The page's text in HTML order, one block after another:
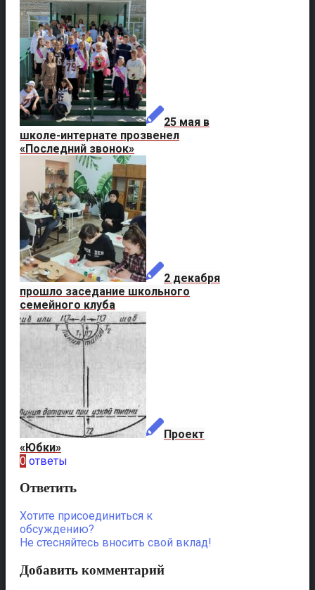
25 мая в
школе-интернате прозвенел
«Последний звонок»
2 декабря
прошло заседание школьного
семейного клуба
Проект
«Юбки»
0 ответы
Ответить
Хотите присоединиться к
обсуждению?
Не стесняйтесь вносить свой вклад!
Добавить комментарий